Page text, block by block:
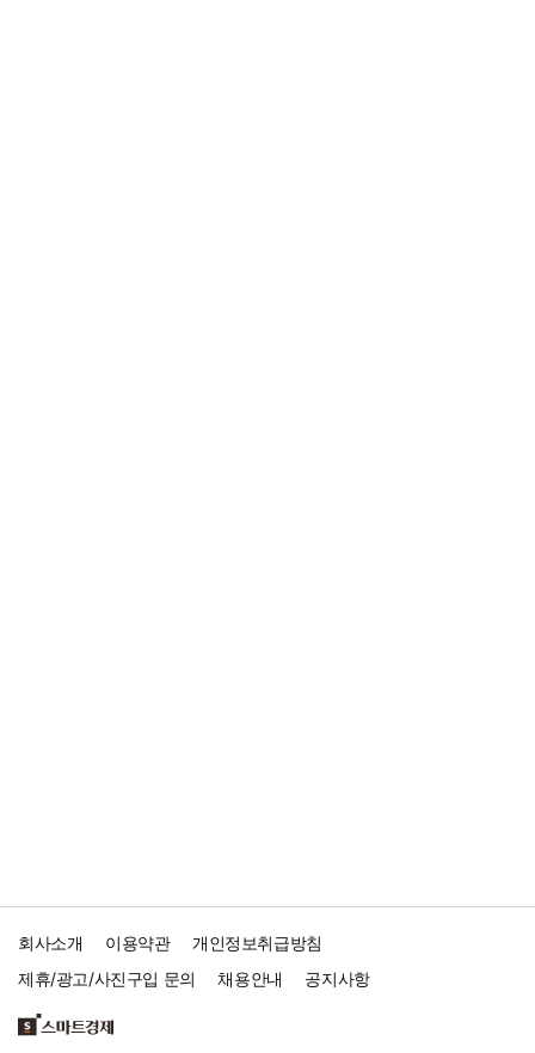
회사소개 이용약관
개인정보취급방침
제휴/광고/사진구입 문의
채용안내 공지사항